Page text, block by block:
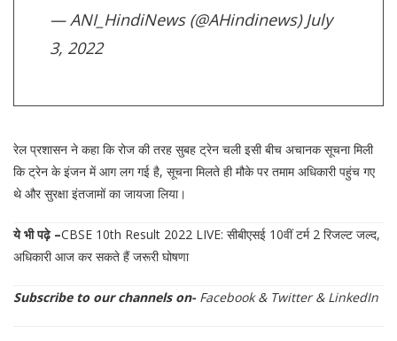
— ANI_HindiNews (@AHindinews)July
3, 2022
रेल प्रशासन ने कहा कि रोज की तरह सुबह ट्रेन चली इसी बीच अचानक सूचना मिली
कि ट्रेन के इंजन में आग लग गई है, सूचना मिलते ही मौके पर तमाम अधिकारी पहुंच गए
थे और सुरक्षा इंतजामों का जायजा लिया।
ये भी पढ़े –CBSE 10th Result 2022 LIVE: सीबीएसई 10वीं टर्म 2 रिजल्ट जल्द,
अधिकारी आज कर सकते हैं जरूरी घोषणा
Subscribe to our channels on- Facebook& Twitter& LinkedIn